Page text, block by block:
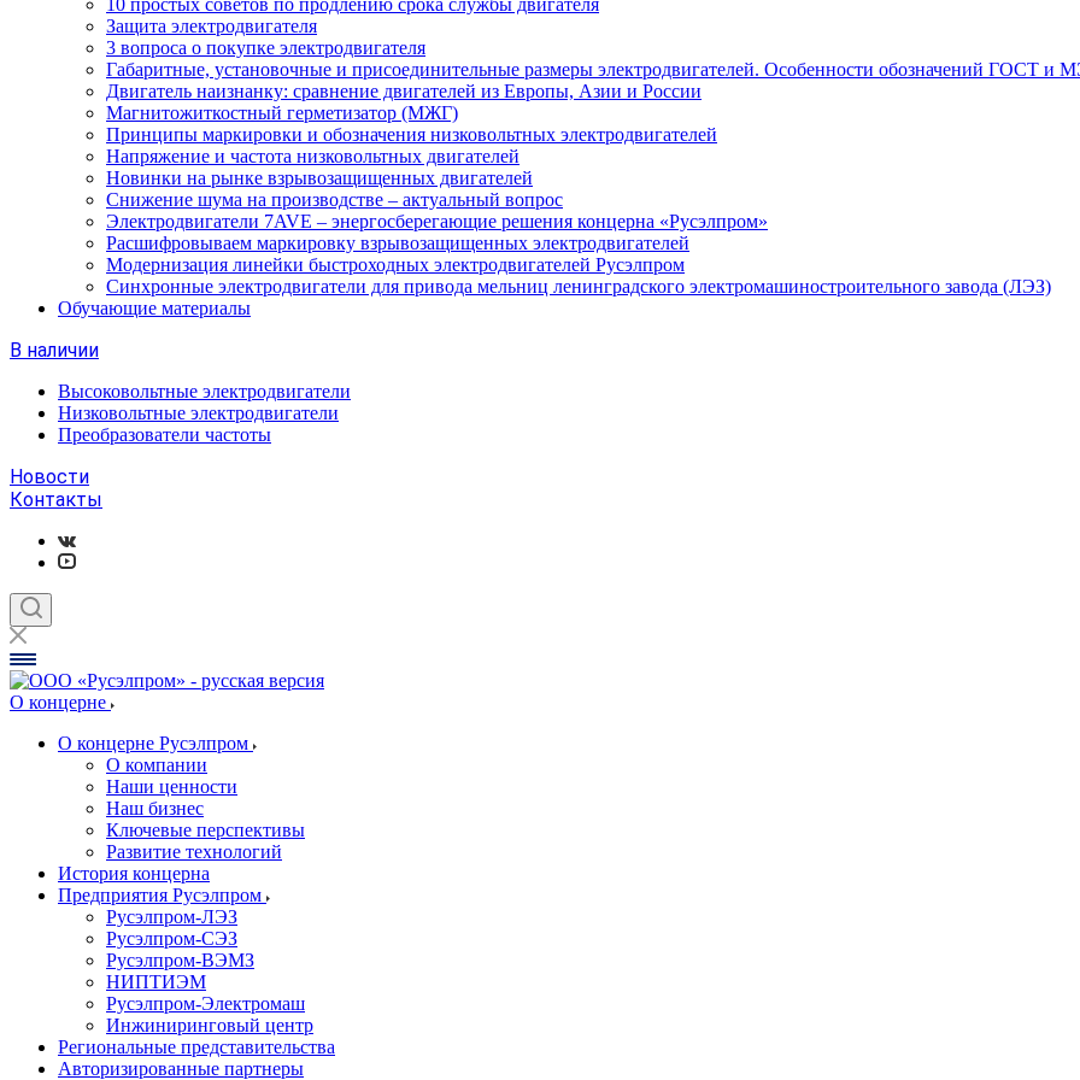
10 простых советов по продлению срока службы двигателя
Защита электродвигателя
3 вопроса о покупке электродвигателя
Габаритные, установочные и присоединительные размеры электродвигателей. Особенности обозначений ГОСТ и
Двигатель наизнанку: сравнение двигателей из Европы, Азии и России
Магнитожиткостный герметизатор (МЖГ)
Принципы маркировки и обозначения низковольтных электродвигателей
Напряжение и частота низковольтных двигателей
Новинки на рынке взрывозащищенных двигателей
Снижение шума на производстве – актуальный вопрос
Электродвигатели 7AVE – энергосберегающие решения концерна «Русэлпром»
Расшифровываем маркировку взрывозащищенных электродвигателей
Модернизация линейки быстроходных электродвигателей Русэлпром
Синхронные электродвигатели для привода мельниц ленинградского электромашиностроительного завода (ЛЭЗ)
Обучающие материалы
В наличии
Высоковольтные электродвигатели
Низковольтные электродвигатели
Преобразователи частоты
Новости
Контакты
О концерне
О концерне Русэлпром
О компании
Наши ценности
Наш бизнес
Ключевые перспективы
Развитие технологий
История концерна
Предприятия Русэлпром
Русэлпром-ЛЭЗ
Русэлпром-СЭЗ
Русэлпром-ВЭМЗ
НИПТИЭМ
Русэлпром-Электромаш
Инжиниринговый центр
Региональные представительства
Авторизированные партнеры